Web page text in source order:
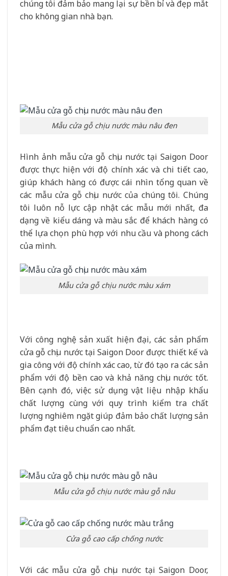
chúng tôi đảm bảo mang lại sự bền bỉ và đẹp mắt
cho không gian nhà bạn.
Mẫu cửa gỗ chịu nước màu nâu đen
Hình ảnh mẫu cửa gỗ chịu nước tại Saigon Door
được thực hiện với độ chính xác và chi tiết cao,
giúp khách hàng có được cái nhìn tổng quan về
các mẫu cửa gỗ chịu nước của chúng tôi. Chúng
tôi luôn nỗ lực cập nhật các mẫu mới nhất, đa
dạng về kiểu dáng và màu sắc để khách hàng có
thể lựa chọn phù hợp với nhu cầu và phong cách
của mình.
Mẫu cửa gỗ chịu nước màu xám
Với công nghệ sản xuất hiện đại, các sản phẩm
cửa gỗ chịu nước tại Saigon Door được thiết kế và
gia công với độ chính xác cao, từ đó tạo ra các sản
phẩm với độ bền cao và khả năng chịu nước tốt.
Bên cạnh đó, việc sử dụng vật liệu nhập khẩu
chất lượng cùng với quy trình kiểm tra chất
lượng nghiêm ngặt giúp đảm bảo chất lượng sản
phẩm đạt tiêu chuẩn cao nhất.
Mẫu cửa gỗ chịu nước màu gỗ nâu
Cửa gỗ cao cấp chống nước
Với các mẫu cửa gỗ chịu nước tại Saigon Door,